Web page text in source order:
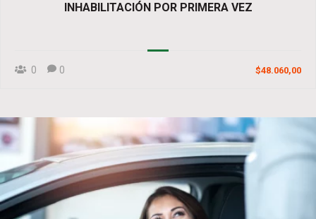
INHABILITACIÓN POR PRIMERA VEZ
0 0 $48.060,00